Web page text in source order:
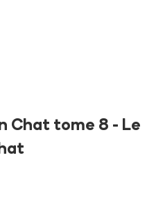
Chat tome 8 - Le